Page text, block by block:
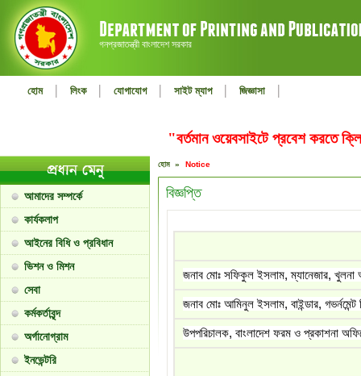
গনপ্রজাতন্ত্রী বাংলাদেশ সরকার
হোম | লিংক | যোগাযোগ | সাইট ম্যাপ | জিজ্ঞাসা |
"বর্তমান ওয়েবসাইটে প্রবেশ
আমাদের সম্পর্কে
কার্যকলাপ
আইনের বিধি ও প্রবিধান
ভিশন ও মিশন
সেবা
কর্মকর্তাবৃন্দ
অর্গানোগ্রাম
ইনভেন্টরি
হোম » Notice
বিজ্ঞপ্তি
জনাব মোঃ সফিকুল ইসলাম, ম্যানেজার,
জনাব মোঃ আমিনুল ইসলাম, বাইন্ডার, গভর্নমেন্ট
উপপরিচালক, বাংলাদেশ ফরম ও প্রকাশনা